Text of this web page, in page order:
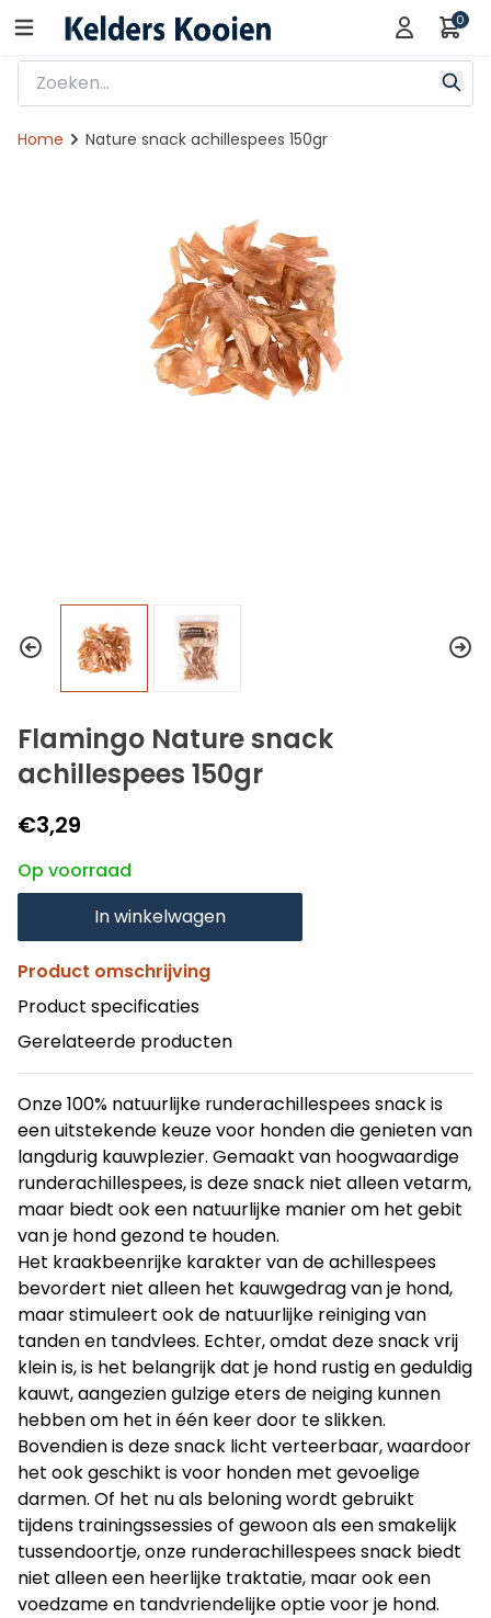
0
Home Nature snack achillespees 150gr
Flamingo Nature snack
achillespees 150gr
€3,29
Op voorraad
In winkelwagen
Product omschrijving
Product specificaties
Gerelateerde producten
Onze 100% natuurlijke runderachillespees snack is
een uitstekende keuze voor honden die genieten van
langdurig kauwplezier. Gemaakt van hoogwaardige
runderachillespees, is deze snack niet alleen vetarm,
maar biedt ook een natuurlijke manier om het gebit
van je hond gezond te houden.
Het kraakbeenrijke karakter van de achillespees
bevordert niet alleen het kauwgedrag van je hond,
maar stimuleert ook de natuurlijke reiniging van
tanden en tandvlees. Echter, omdat deze snack vrij
klein is, is het belangrijk dat je hond rustig en geduldig
kauwt, aangezien gulzige eters de neiging kunnen
hebben om het in één keer door te slikken.
Bovendien is deze snack licht verteerbaar, waardoor
het ook geschikt is voor honden met gevoelige
darmen. Of het nu als beloning wordt gebruikt
tijdens trainingssessies of gewoon als een smakelijk
tussendoortje, onze runderachillespees snack biedt
niet alleen een heerlijke traktatie, maar ook een
voedzame en tandvriendelijke optie voor je hond.